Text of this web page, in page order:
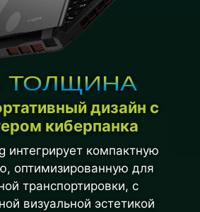
ТОЛЩИНА
дизайн с
киберпанка
интегрирует компактную
оптимизированную для
транспортировки, с
визуальной эстетикой